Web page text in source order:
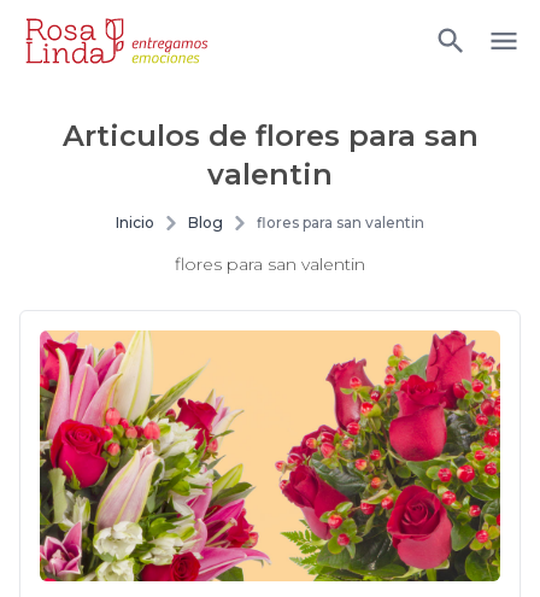
Articulos de flores para san
valentin
Inicio Blog flores para san valentin
flores para san valentin